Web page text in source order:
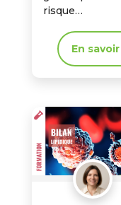
risque
pour identifier
patients à haut
risque parfois
conventionnel
En savoir